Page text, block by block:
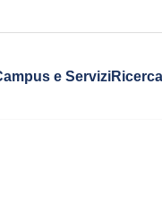
e ServiziRicerca